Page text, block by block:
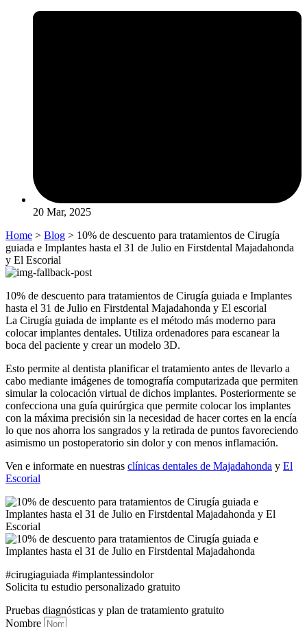
20 Mar, 2025
Home > Blog > 10% de descuento para tratamientos de Cirugía
guiada e Implantes hasta el 31 de Julio en Firstdental Majadahonda
y El Escorial
10% de descuento para tratamientos de Cirugía guiada e Implantes
hasta el 31 de Julio en Firstdental Majadahonda y El escorial
La Cirugía guiada de implante es el método más moderno para
colocar implantes dentales. Utiliza ordenadores para escanear la
boca del paciente y crear un modelo 3D.
Esto permite al dentista planificar el tratamiento antes de llevarlo a
cabo mediante imágenes de tomografía computarizada que permiten
simular la colocación virtual de dichos implantes. Posteriormente se
confecciona una guía quirúrgica que permite colocar los implantes
con la máxima precisión sin la necesidad de hacer cortes en la encía
lo que nos ahorra los sangrados y la retirada de puntos favoreciendo
asimismo un postoperatorio sin dolor y con menos inflamación.
Ven e informate en nuestras clínicas dentales de Majadahonda y El
Escorial
#cirugiaguiada #implantessindolor
Solicita tu estudio personalizado gratuito
Pruebas diagnósticas y plan de tratamiento gratuito
Nombre